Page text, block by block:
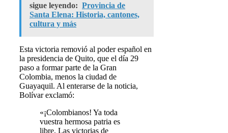
sigue leyendo: Provincia de
Santa Elena: Historia, cantones,
cultura y más
Esta victoria removió al poder español en
la presidencia de Quito, que el día 29
paso a formar parte de la Gran
Colombia, menos la ciudad de
Guayaquil. Al enterarse de la noticia,
Bolívar exclamó:
«¡Colombianos! Ya toda
vuestra hermosa patria es
libre. Las victorias de